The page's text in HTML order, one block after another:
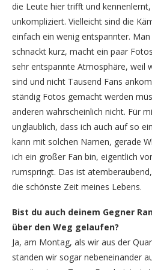
die Leute hier trifft und
unkompliziert. Vielleicht sind die
einfach ein wenig entspannter.
schnackt kurz, macht ein paar
sehr entspannte Atmosphäre, weil
sind und nicht Tausend Fans
ständig Fotos gemacht werden
anderen wahrscheinlich nicht. Für
unglaublich, dass ich auch auf so
kann mit solchen Namen, gerade
ich ein großer Fan bin, eigentlich
rumspringt. Das ist
die schönste Zeit meines Lebens.
Bist du auch deinem Gegner
über den Weg gelaufen?
Ja, am Montag, als wir aus der
standen wir sogar nebeneinander